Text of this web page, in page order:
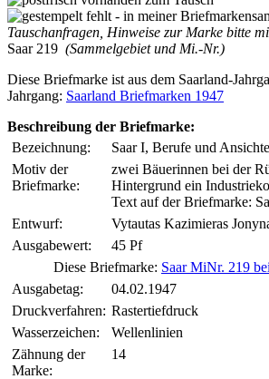
Tauschanfragen, Hinweise zur Marke bitte
Saar 219 (Sammelgebiet und Mi.-Nr.)
Diese Briefmarke ist aus dem Saarland-
Jahrgang: Saarland Briefmarken 1947
Beschreibung der Briefmarke:
Bezeichnung:
Saar I, Berufe und
Motiv der
Briefmarke:
zwei Bäuerinnen bei der
Hintergrund ein
Text auf der Briefmarke:
Entwurf:
Vytautas Kazimieras
Ausgabewert:
45 Pf
Diese Briefmarke: Saar MiNr. 219
Ausgabetag:
04.02.1947
Druckverfahren: Rastertiefdruck
Wasserzeichen:
Wellenlinien
Zähnung der
Marke:
14